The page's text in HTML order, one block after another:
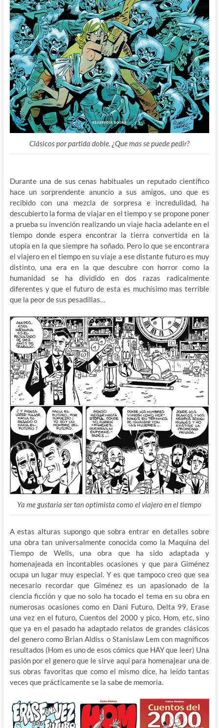
Clásicos por partida doble. ¿Que mas se puede pedir?
Durante una de sus cenas habituales un reputado científico
hace un sorprendente anuncio a sus amigos, uno que es
recibido con una mezcla de sorpresa e incredulidad, ha
descubierto la forma de viajar en el tiempo y se propone poner
a prueba su invención realizando un viaje hacia adelante en el
tiempo donde espera encontrar la tierra convertida en la
utopía en la que siempre ha soñado. Pero lo que se encontrara
el viajero en el tiempo en su viaje a ese distante futuro es muy
distinto, una era en la que descubre con horror como la
humanidad se ha dividido en dos razas radicalmente
diferentes y que el futuro de esta es muchísimo mas terrible
que la peor de sus pesadillas…
Ya me gustaría ser tan optimista como el viajero en el tiempo
A estas alturas supongo que sobra entrar en detalles sobre
una obra tan universalmente conocida como la Maquina del
Tiempo de Wells, una obra que ha sido adaptada y
homenajeada en incontables ocasiones y que para Giménez
ocupa un lugar muy especial. Y es que tampoco creo que sea
necesario recordar que Giménez es un apasionado de la
ciencia ficción y que no solo ha tocado el tema en su obra en
numerosas ocasiones como en Dani Futuro, Delta 99, Erase
una vez en el futuro, Cuentos del 2000 y pico, Hom, etc, sino
que ya en el pasado ha adaptado relatos de grandes clásicos
del genero como Brian Aldiss o Stanislaw Lem con magníficos
resultados (Hom es uno de esos cómics que HAY que leer) Una
pasión por el genero que le sirve aquí para homenajear una de
sus obras favoritas que como el mismo dice, ha leído tantas
veces que prácticamente se la sabe de memoria.